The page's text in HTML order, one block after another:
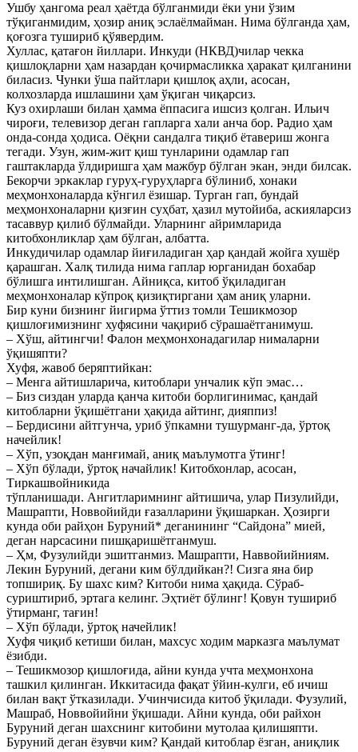
Ушбу ҳангома реал ҳаётда бўлганмиди ёки уни ўзим
тўқиганмидим, ҳозир аниқ эслаёлмайман. Нима бўлганда ҳам,
қоғозга тушириб қўявердим.
Хуллас, қатағон йиллари. Инкуди (НКВД)чилар чекка
қишлоқларни ҳам назардан қочирмасликка ҳаракат қилганини
биласиз. Чунки ўша пайтлари қишлоқ аҳли, асосан,
колхозларда ишлашини ҳам ўқиган чиқарсиз.
Куз охирлаши билан ҳамма ёппасига ишсиз қолган. Ильич
чироғи, телевизор деган гапларга хали анча бор. Радио ҳам
онда-сонда ҳодиса. Оёқни сандалга тиқиб ётавериш жонга
тегади. Узун, жим-жит қиш тунларини одамлар гап
гаштакларда ўлдиришга ҳам мажбур бўлган экан, энди билсак.
Бекорчи эркаклар гуруҳ-гуруҳларга бўлиниб, хонаки
меҳмонхоналарда кўнгил ёзишар. Турган гап, бундай
меҳмонхоналарни қизғин суҳбат, ҳазил мутойиба, аскияларсиз
тасаввур қилиб бўлмайди. Уларнинг айримларида
китобхонликлар ҳам бўлган, албатта.
Инкудичилар одамлар йиғиладиган ҳар қандай жойга хушёр
қарашган. Халқ тилида нима гаплар юрганидан бохабар
бўлишга интилишган. Айниқса, китоб ўқиладиган
меҳмонхоналар кўпроқ қизиқтиргани ҳам аниқ уларни.
Бир куни бизнинг йигирма ўттиз томли Тешикмозор
қишлоғимизнинг хуфясини чақириб сўрашаётганимуш.
– Хўш, айтингчи! Фалон меҳмонхонадагилар нималарни
ўқишяпти?
Хуфя, жавоб беряптийкан:
– Менга айтишларича, китоблари унчалик кўп эмас…
– Биз сиздан уларда қанча китоби борлигинимас, қандай
китобларни ўқишётгани ҳақида айтинг, дияппиз!
– Бердисини айтгунча, уриб ўпкамни тушурманг-да, ўртоқ
начейлик!
– Хўп, узоқдан манғимай, аниқ маълумотга ўтинг!
– Хўп бўлади, ўртоқ начайлик! Китобхонлар, асосан,
Тиркашвойникида
тўпланишади. Ангитларимнинг айтишича, улар Пизулийди,
Машрапти, Новвойийди ғазалларини ўқишаркан. Ҳозирги
кунда оби райҳон Буруний* деганининг “Сайдона” мией,
деган нарсасини пишқаришётганмуш.
– Ҳм, Фузулийди эшитганмиз. Машрапти, Наввойийниям.
Лекин Буруний, дегани ким бўлдийкан?! Сизга яна бир
топшириқ. Бу шахс ким? Китоби нима ҳақида. Сўраб-
суриштириб, эртага келинг. Эҳтиёт бўлинг! Қовун тушириб
ўтирманг, тағин!
– Хўп бўлади, ўртоқ начейлик!
Хуфя чиқиб кетиши билан, махсус ходим марказга маълумат
ёзибди.
– Тешикмозор қишлоғида, айни кунда учта меҳмонхона
ташкил қилинган. Иккитасида фақат ўйин-кулги, еб ичиш
билан вақт ўтказилади. Учинчисида китоб ўқилади. Фузулий,
Машраб, Новвойийни ўқишади. Айни кунда, оби райхон
Буруний деган шахснинг китобини мутолаа қилишяпти.
Буруний деган ёзувчи ким? Қандай китоблар ёзган, аниқлик